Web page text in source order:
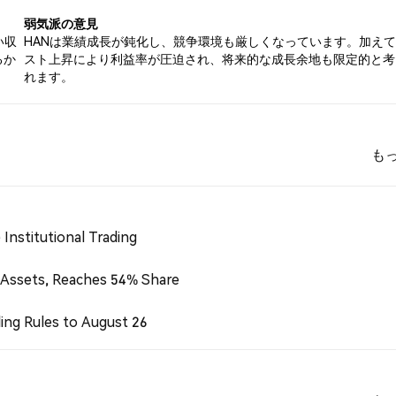
収
か
弱気派の意見
HANは業績成長が鈍化し、競争環境も厳しくなっています。加え
スト上昇により利益率が圧迫され、将来的な成長余地も限定的と
れます。
も
Institutional Trading
Reaches 54% Share
Rules to August 26